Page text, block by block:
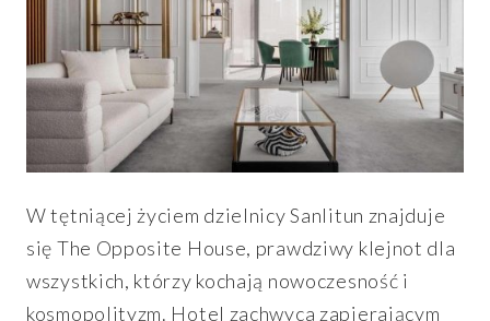
W tętniącej życiem dzielnicy Sanlitun znajduje
się The Opposite House, prawdziwy klejnot dla
wszystkich, którzy kochają nowoczesność i
kosmopolityzm. Hotel zachwyca zapierającym